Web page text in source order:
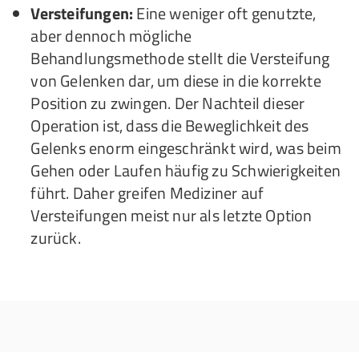
Versteifungen:Eine weniger oft genutzte,
aber dennoch mögliche
Behandlungsmethode stellt die Versteifung
von Gelenken dar, um diese in die korrekte
Position zu zwingen. Der Nachteil dieser
Operation ist, dass die Beweglichkeit des
Gelenks enorm eingeschränkt wird, was beim
Gehen oder Laufen häufig zu Schwierigkeiten
führt. Daher greifen Mediziner auf
Versteifungen meist nur als letzte Option
zurück.